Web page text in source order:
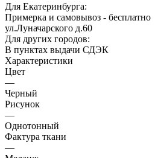
Для Екатеринбурга:
Примерка и самовывоз - бесплатно
ул.Луначарского д.60
Для других городов:
В пунктах выдачи СДЭК
Характеристики
Цвет
—
Черный
Рисунок
—
Однотонный
Фактура ткани
—